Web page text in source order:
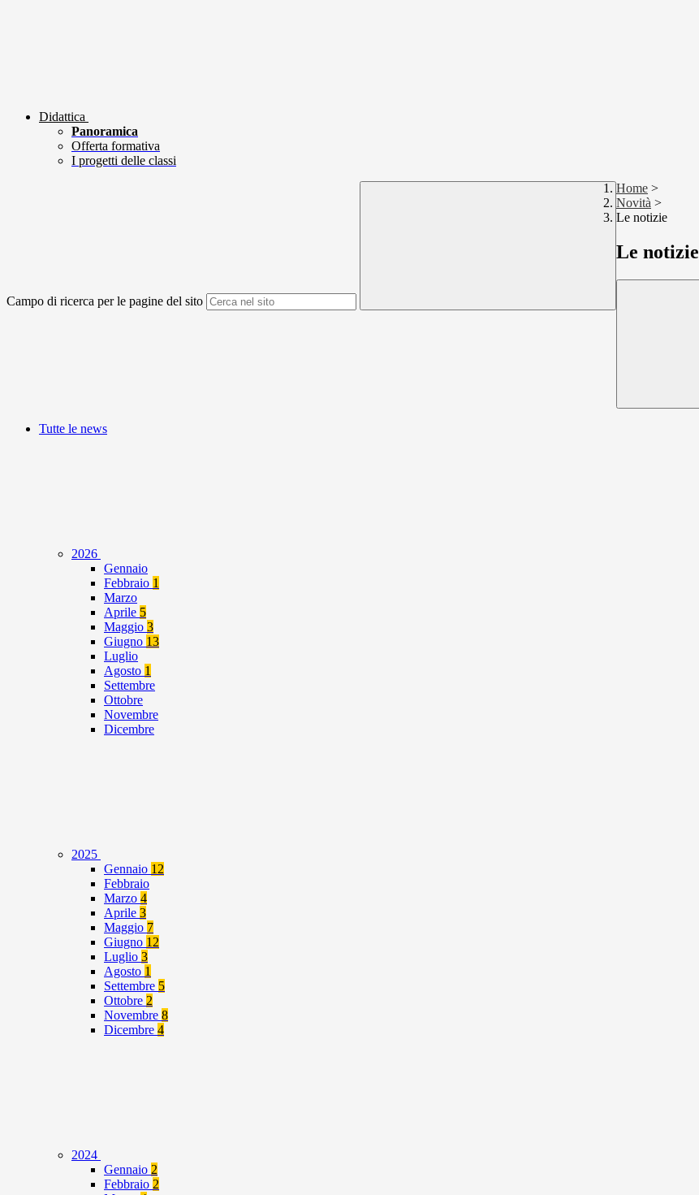
Didattica
Panoramica
Offerta formativa
I progetti delle classi
Campo di ricerca per le pagine del sito
Home >
Novità >
Le notizie
Le notizie
Tutte le news
2026
Gennaio
Febbraio 1
Marzo
Aprile 5
Maggio 3
Giugno 13
Luglio
Agosto 1
Settembre
Ottobre
Novembre
Dicembre
2025
Gennaio 12
Febbraio
Marzo 4
Aprile 3
Maggio 7
Giugno 12
Luglio 3
Agosto 1
Settembre 5
Ottobre 2
Novembre 8
Dicembre 4
2024
Gennaio 2
Febbraio 2